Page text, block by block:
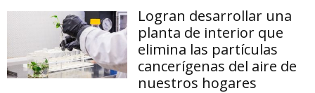
Logran desarrollar una
planta de interior que
elimina las partículas
cancerígenas del aire de
nuestros hogares